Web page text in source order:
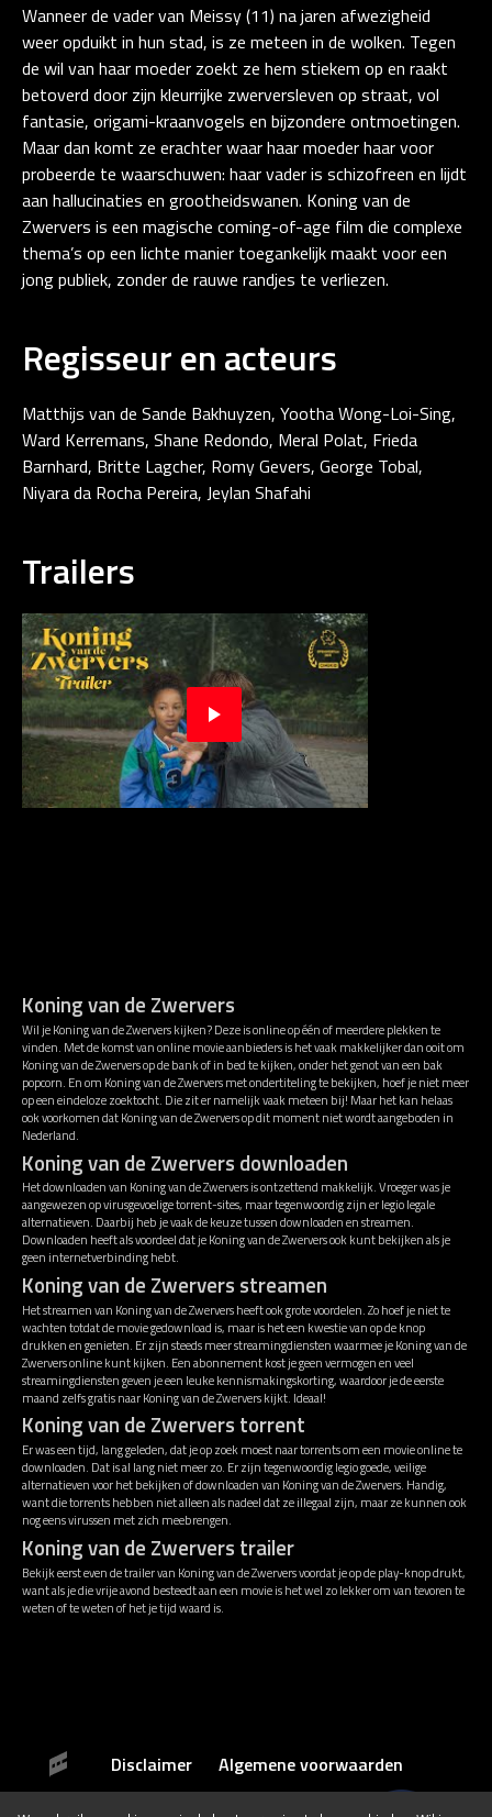
Wanneer de vader van Meissy (11) na jaren afwezigheid
weer opduikt in hun stad, is ze meteen in de wolken. Tegen
de wil van haar moeder zoekt ze hem stiekem op en raakt
betoverd door zijn kleurrijke zwerversleven op straat, vol
fantasie, origami-kraanvogels en bijzondere ontmoetingen.
Maar dan komt ze erachter waar haar moeder haar voor
probeerde te waarschuwen: haar vader is schizofreen en lijdt
aan hallucinaties en grootheidswanen. Koning van de
Zwervers is een magische coming-of-age film die complexe
thema’s op een lichte manier toegankelijk maakt voor een
jong publiek, zonder de rauwe randjes te verliezen.
Regisseur en acteurs
Matthijs van de Sande Bakhuyzen, Yootha Wong-Loi-Sing,
Ward Kerremans, Shane Redondo, Meral Polat, Frieda
Barnhard, Britte Lagcher, Romy Gevers, George Tobal,
Niyara da Rocha Pereira, Jeylan Shafahi
Trailers
Koning van de Zwervers
Wil je Koning van de Zwervers kijken? Deze is online op één of meerdere plekken te
vinden. Met de komst van online movie aanbieders is het vaak makkelijker dan ooit om
Koning van de Zwervers op de bank of in bed te kijken, onder het genot van een bak
popcorn. En om Koning van de Zwervers met ondertiteling te bekijken, hoef je niet meer
op een eindeloze zoektocht. Die zit er namelijk vaak meteen bij! Maar het kan helaas
ook voorkomen dat Koning van de Zwervers op dit moment niet wordt aangeboden in
Nederland.
Koning van de Zwervers downloaden
Het downloaden van Koning van de Zwervers is ontzettend makkelijk. Vroeger was je
aangewezen op virusgevoelige torrent-sites, maar tegenwoordig zijn er legio legale
alternatieven. Daarbij heb je vaak de keuze tussen downloaden en streamen.
Downloaden heeft als voordeel dat je Koning van de Zwervers ook kunt bekijken als je
geen internetverbinding hebt.
Koning van de Zwervers streamen
Het streamen van Koning van de Zwervers heeft ook grote voordelen. Zo hoef je niet te
wachten totdat de movie gedownload is, maar is het een kwestie van op de knop
drukken en genieten. Er zijn steeds meer streamingdiensten waarmee je Koning van de
Zwervers online kunt kijken. Een abonnement kost je geen vermogen en veel
streamingdiensten geven je een leuke kennismakingskorting, waardoor je de eerste
maand zelfs gratis naar Koning van de Zwervers kijkt. Ideaal!
Koning van de Zwervers torrent
Er was een tijd, lang geleden, dat je op zoek moest naar torrents om een movie online te
downloaden. Dat is al lang niet meer zo. Er zijn tegenwoordig legio goede, veilige
alternatieven voor het bekijken of downloaden van Koning van de Zwervers. Handig,
want die torrents hebben niet alleen als nadeel dat ze illegaal zijn, maar ze kunnen ook
nog eens virussen met zich meebrengen.
Koning van de Zwervers trailer
Bekijk eerst even de trailer van Koning van de Zwervers voordat je op de play-knop drukt,
want als je die vrije avond besteedt aan een movie is het wel zo lekker om van tevoren te
weten of te weten of het je tijd waard is.
Disclaimer Algemene voorwaarden